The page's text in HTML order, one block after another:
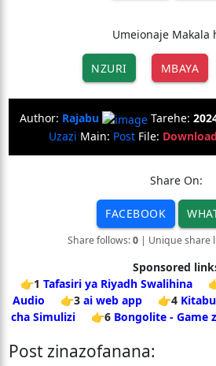
Umeionaje Makala
NZURI MBAYA
Author: Rajabu Tarehe:
Uzazi Main: Post File:
Share On:
FACEBOOK
Share follows:0| Unique share
Sponsored
👉1 Tafasiri ya Riyadh Swalihina
Audio
👉3 ai web app 👉4
cha Simulizi
👉6 Bongolite - Game
Post zinazofanana: